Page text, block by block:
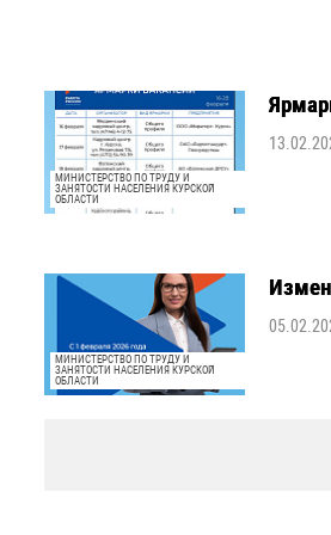
МИНИСТЕРСТВО ПО ТРУДУ И
ЗАНЯТОСТИ НАСЕЛЕНИЯ КУРСКОЙ
ОБЛАСТИ
МИНИСТЕРСТВО ПО ТРУДУ И
ЗАНЯТОСТИ НАСЕЛЕНИЯ КУРСКОЙ
ОБЛАСТИ